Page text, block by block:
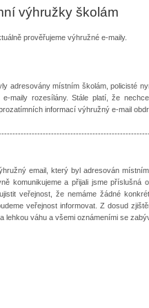
výhružky školám
prověřujeme výhružné e-maily.
adresovány místním školám, policisté
maily rozesílány. Stále platí, že
informací výhružný e-mail
email, který byl adresován
komunikujeme a přijali jsme
veřejnost, že nemáme žádné
veřejnost informovat. Z dosud
lehkou váhu a všemi oznámeními se